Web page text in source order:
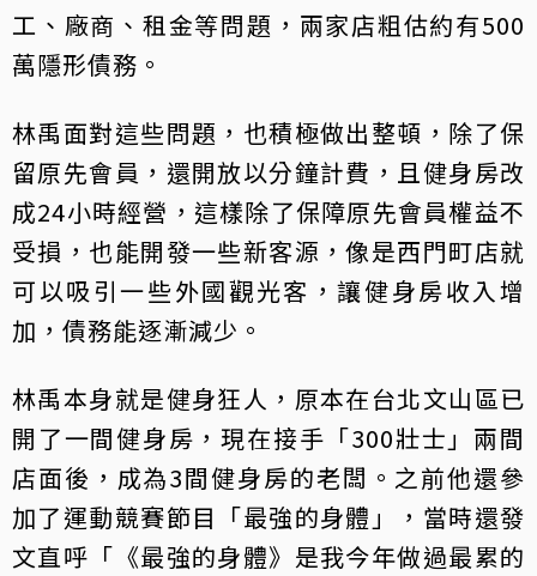
工、廠商、租金等問題，兩家店粗估約有500
萬隱形債務。
林禹面對這些問題，也積極做出整頓，除了保
留原先會員，還開放以分鐘計費，且健身房改
成24小時經營，這樣除了保障原先會員權益不
受損，也能開發一些新客源，像是西門町店就
可以吸引一些外國觀光客，讓健身房收入增
加，債務能逐漸減少。
林禹本身就是健身狂人，原本在台北文山區已
開了一間健身房，現在接手「300壯士」兩間
店面後，成為3間健身房的老闆。之前他還參
加了運動競賽節目「最強的身體」，當時還發
文直呼「《最強的身體》是我今年做過最累的